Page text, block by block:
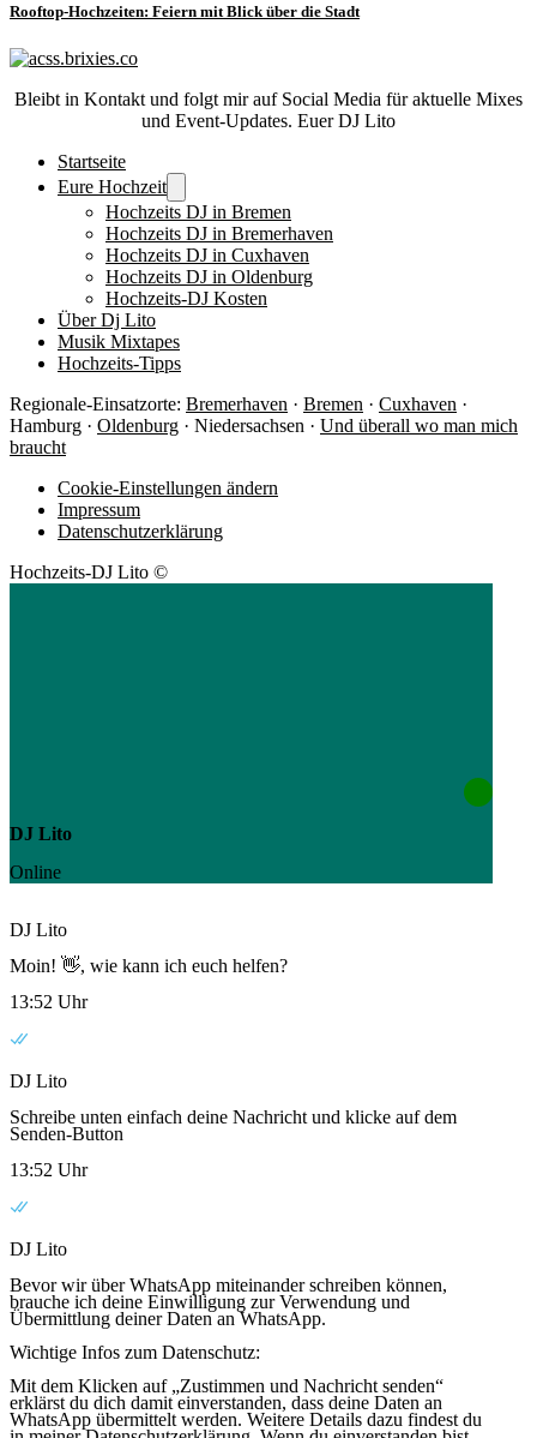
Rooftop-Hochzeiten: Feiern mit Blick über die Stadt
Bleibt in Kontakt und folgt mir auf Social Media für aktuelle Mixes
und Event-Updates. Euer DJ Lito
Startseite
Eure Hochzeit
Hochzeits DJ in Bremen
Hochzeits DJ in Bremerhaven
Hochzeits DJ in Cuxhaven
Hochzeits DJ in Oldenburg
Hochzeits-DJ Kosten
Über Dj Lito
Musik Mixtapes
Hochzeits-Tipps
Regionale-Einsatzorte: Bremerhaven · Bremen · Cuxhaven ·
Hamburg · Oldenburg · Niedersachsen · Und überall wo man mich
braucht
Cookie-Einstellungen ändern
Impressum
Datenschutzerklärung
Hochzeits-DJ Lito ©
DJ Lito
Online
DJ Lito
Moin! 👋, wie kann ich euch helfen?
13:52 Uhr
DJ Lito
Schreibe unten einfach deine Nachricht und klicke auf dem
Senden-Button
13:52 Uhr
DJ Lito
Bevor wir über WhatsApp miteinander schreiben können,
brauche ich deine Einwilligung zur Verwendung und
Übermittlung deiner Daten an WhatsApp.
Wichtige Infos zum Datenschutz:
Mit dem Klicken auf „Zustimmen und Nachricht senden“
erklärst du dich damit einverstanden, dass deine Daten an
WhatsApp übermittelt werden. Weitere Details dazu findest du